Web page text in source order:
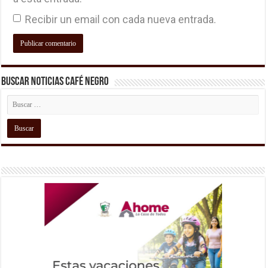
Recibir un email con cada nueva entrada.
Buscar Noticias Café Negro